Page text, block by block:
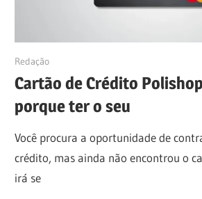
26/06/2019
Redação
Cartão de Crédito
porque ter o seu
Você procura a oportunidade de
crédito, mas ainda não encontrou o
irá se